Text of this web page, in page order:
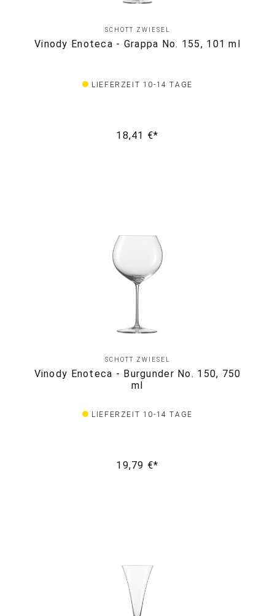
SCHOTT ZWIESEL
Vinody Enoteca - Grappa No. 155, 101 ml
LIEFERZEIT 10-14 TAGE
18,41 €*
SCHOTT ZWIESEL
Vinody Enoteca - Burgunder No. 150, 750
ml
LIEFERZEIT 10-14 TAGE
19,79 €*